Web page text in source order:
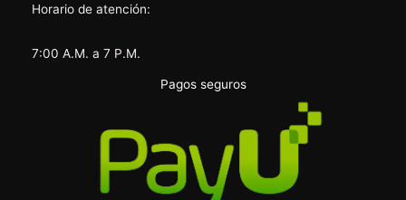
Horario de atención:
7:00 A.M. a 7 P.M.
Pagos seguros